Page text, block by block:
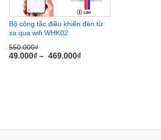
Bộ công tắc điều khiển đèn từ
xa qua wifi WHK02
550.000₫
49.000₫ – 469.000₫